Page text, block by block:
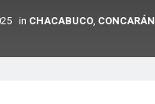
in CHACABUCO, CONCARÁN